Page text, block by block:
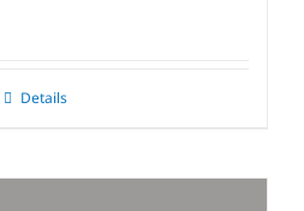
Details